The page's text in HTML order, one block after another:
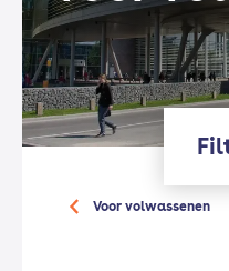
Voor volwassenen